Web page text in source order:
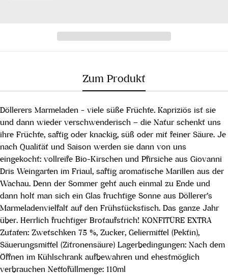
Zum Produkt
Döllerers Marmeladen - viele süße Früchte. Kapriziös ist sie
und dann wieder verschwenderisch – die Natur schenkt uns
ihre Früchte, saftig oder knackig, süß oder mit feiner Säure. Je
nach Qualität und Saison werden sie dann von uns
eingekocht: vollreife Bio-Kirschen und Pfirsiche aus Giovanni
Dris Weingarten im Friaul, saftig aromatische Marillen aus der
Wachau. Denn der Sommer geht auch einmal zu Ende und
dann holt man sich ein Glas fruchtige Sonne aus Döllerer’s
Marmeladenvielfalt auf den Frühstückstisch. Das ganze Jahr
über. Herrlich fruchtiger Brotaufstrich! KONFITÜRE EXTRA
Zutaten: Zwetschken 75 %, Zucker, Geliermittel (Pektin),
Säuerungsmittel (Zitronensäure) Lagerbedingungen: Nach dem
Öffnen im Kühlschrank aufbewahren und ehestmöglich
verbrauchen Nettofüllmenge: 110ml